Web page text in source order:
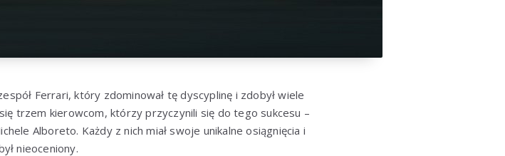
Ferrari, który zdominował tę dyscyplinę i zdobył wiele
trzem kierowcom, którzy przyczynili się do tego sukcesu –
Alboreto. Każdy z nich miał swoje unikalne osiągnięcia i
nieoceniony.